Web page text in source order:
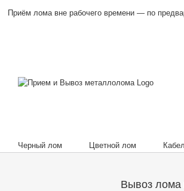
Приём лома вне рабочего времени — по
Черный лом Цветной лом
Вывоз лома